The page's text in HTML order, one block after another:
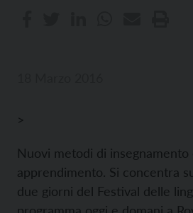
>
Nuovi metodi di insegnamento
apprendimento. Si concentra
due giorni del Festival delle